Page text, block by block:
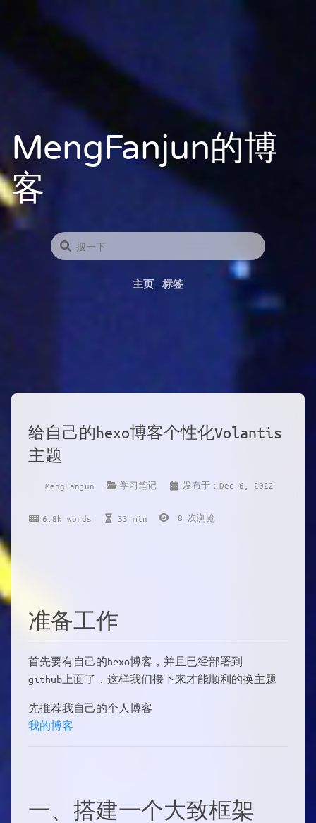
MengFanjun的博
客
主页 标签
给自己的hexo博客个性化Volantis
主题
MengFanjun 学习笔记 发布于：Dec 6, 2022
6.8k words 33 min 8 次浏览
准备工作
首先要有自己的hexo博客，并且已经部署到
github上面了，这样我们接下来才能顺利的换主题
先推荐我自己的个人博客
我的博客
一、搭建一个大致框架